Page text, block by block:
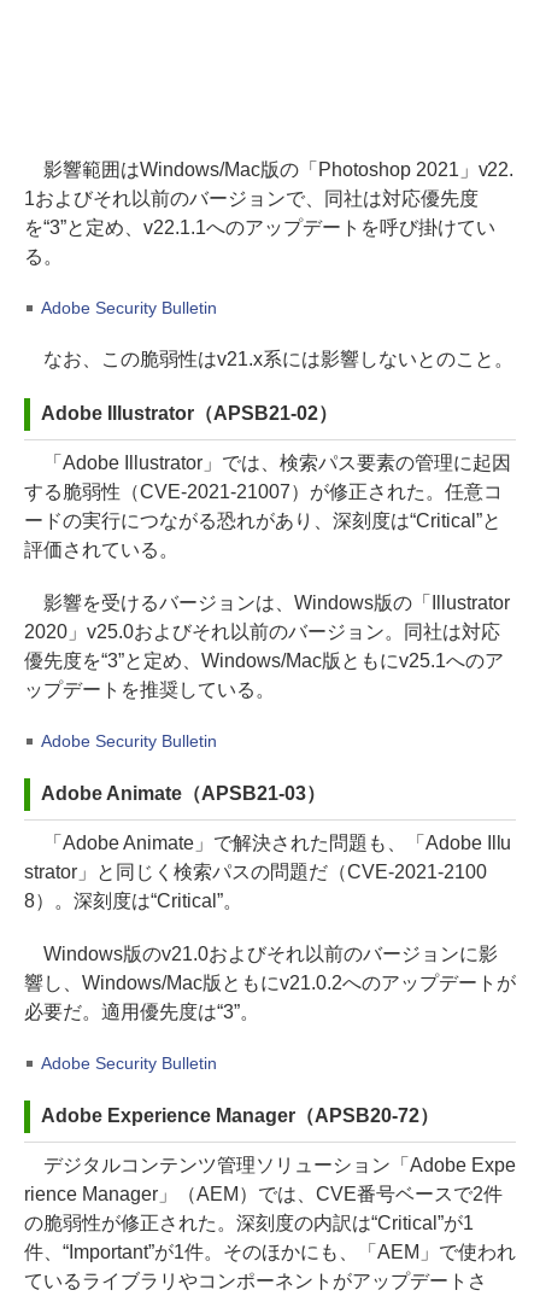
影響範囲はWindows/Mac版の「Photoshop 2021」v22.
1およびそれ以前のバージョンで、同社は対応優先度
を“3”と定め、v22.1.1へのアップデートを呼び掛けてい
る。
Adobe Security Bulletin
なお、この脆弱性はv21.x系には影響しないとのこと。
Adobe Illustrator（APSB21-02）
「Adobe Illustrator」では、検索パス要素の管理に起因
する脆弱性（CVE-2021-21007）が修正された。任意コ
ードの実行につながる恐れがあり、深刻度は“Critical”と
評価されている。
影響を受けるバージョンは、Windows版の「Illustrator
2020」v25.0およびそれ以前のバージョン。同社は対応
優先度を“3”と定め、Windows/Mac版ともにv25.1へのア
ップデートを推奨している。
Adobe Security Bulletin
Adobe Animate（APSB21-03）
「Adobe Animate」で解決された問題も、「Adobe Illu
strator」と同じく検索パスの問題だ（CVE-2021-2100
8）。深刻度は“Critical”。
Windows版のv21.0およびそれ以前のバージョンに影
響し、Windows/Mac版ともにv21.0.2へのアップデートが
必要だ。適用優先度は“3”。
Adobe Security Bulletin
Adobe Experience Manager（APSB20-72）
デジタルコンテンツ管理ソリューション「Adobe Expe
rience Manager」（AEM）では、CVE番号ベースで2件
の脆弱性が修正された。深刻度の内訳は“Critical”が1
件、“Important”が1件。そのほかにも、「AEM」で使われ
ているライブラリやコンポーネントがアップデートさ